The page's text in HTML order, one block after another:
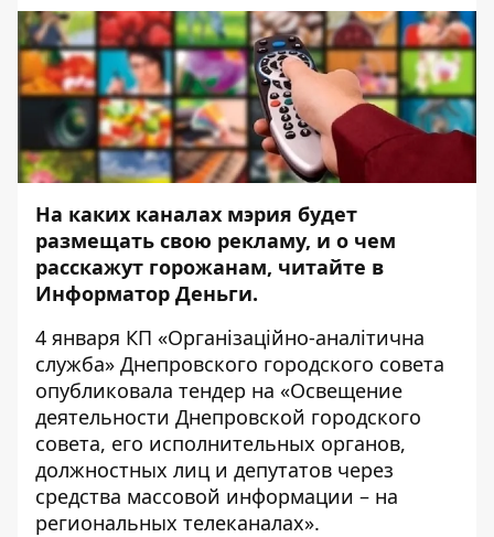
На каких каналах мэрия будет
размещать свою рекламу, и о чем
расскажут горожанам, читайте в
Информатор Деньги.
4 января КП «Організаційно-аналітична
служба» Днепровского городского совета
опубликовала тендер на «Освещение
деятельности Днепровской городского
совета, его исполнительных органов,
должностных лиц и депутатов через
средства массовой информации – на
региональных телеканалах».